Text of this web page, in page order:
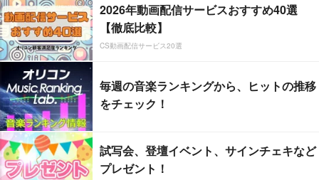
2026年動画配信サービスおすすめ40選
【徹底比較】
CS動画配信サービス20選
毎週の音楽ランキングから、ヒットの推移
をチェック！
試写会、登壇イベント、サインチェキなど
プレゼント！